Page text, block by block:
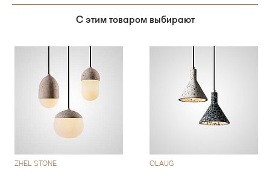
С этим товаром выбирают
ZHEL STONE OLAUG